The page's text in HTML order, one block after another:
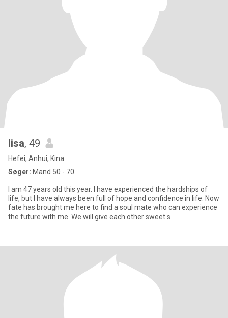
lisa, 49
Hefei, Anhui, Kina
Søger: Mand 50 - 70
I am 47 years old this year. I have experienced the hardships of
life, but I have always been full of hope and confidence in life. Now
fate has brought me here to find a soul mate who can experience
the future with me. We will give each other sweet s